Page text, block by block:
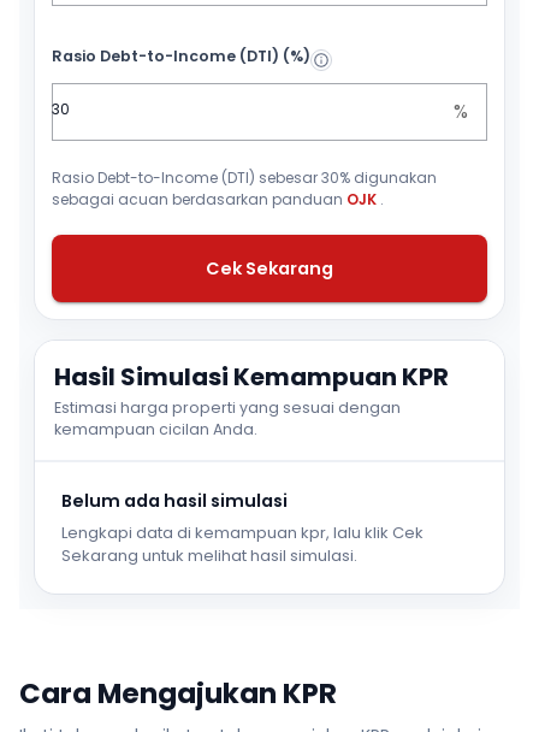
Rasio Debt-to-Income (DTI) (%)
%
Rasio Debt-to-Income (DTI) sebesar 30% digunakan
sebagai acuan berdasarkan panduan OJK .
Cek Sekarang
Hasil Simulasi Kemampuan KPR
Estimasi harga properti yang sesuai dengan
kemampuan cicilan Anda.
Belum ada hasil simulasi
Lengkapi data di kemampuan kpr, lalu klik Cek
Sekarang untuk melihat hasil simulasi.
Cara Mengajukan KPR